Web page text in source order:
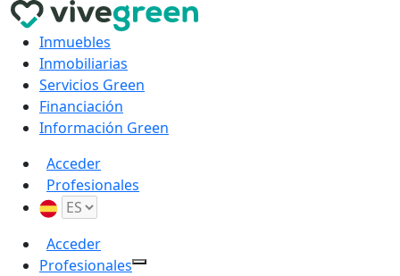
Inmuebles
Inmobiliarias
Servicios Green
Financiación
Información Green
Acceder
Profesionales
Acceder
Profesionales